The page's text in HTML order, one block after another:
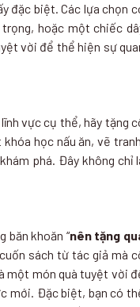
đặc biệt. Các lựa chọn
hoặc một chiếc
vời để thể hiện sự
vực cụ thể, hãy tặng
học nấu ăn, vẽ
phá. Đây không chỉ
băn khoăn “nên tặng
sách từ tác giả mà
một món quà tuyệt vời
mới. Đặc biệt, bạn có